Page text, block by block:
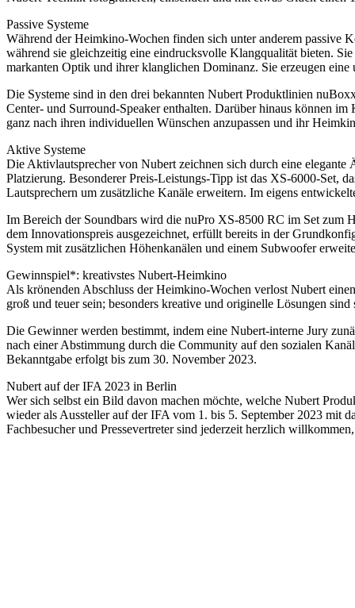
Passive Systeme
Während der Heimkino-Wochen finden sich unter anderem passive
während sie gleichzeitig eine eindrucksvolle Klangqualität bieten.
markanten Optik und ihrer klanglichen Dominanz. Sie erzeugen
Die Systeme sind in den drei bekannten Nubert Produktlinien
Center- und Surround-Speaker enthalten. Darüber hinaus können
ganz nach ihren individuellen Wünschen anzupassen und ihr
Aktive Systeme
Die Aktivlautsprecher von Nubert zeichnen sich durch eine
Platzierung. Besonderer Preis-Leistungs-Tipp ist das XS-6000-Set,
Lautsprechern um zusätzliche Kanäle erweitern. Im eigens
Im Bereich der Soundbars wird die nuPro XS-8500 RC im Set zum
dem Innovationspreis ausgezeichnet, erfüllt bereits in der
System mit zusätzlichen Höhenkanälen und einem Subwoofer
Gewinnspiel*: kreativstes Nubert-Heimkino
Als krönenden Abschluss der Heimkino-Wochen verlost Nubert
groß und teuer sein; besonders kreative und originelle Lösungen
Die Gewinner werden bestimmt, indem eine Nubert-interne Jury
nach einer Abstimmung durch die Community auf den sozialen
Bekanntgabe erfolgt bis zum 30. November 2023.
Nubert auf der IFA 2023 in Berlin
Wer sich selbst ein Bild davon machen möchte, welche Nubert
wieder als Aussteller auf der IFA vom 1. bis 5. September 2023 mit
Fachbesucher und Pressevertreter sind jederzeit herzlich